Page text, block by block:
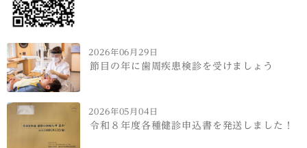
2026年06月29日
節目の年に歯周疾患検診を受けましょう
2026年05月04日
令和８年度各種健診申込書を発送しました！